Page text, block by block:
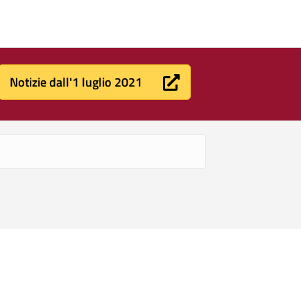
Notizie dall'1 luglio 2021